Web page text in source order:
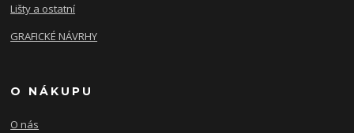
Lišty a ostatní
GRAFICKÉ NÁVRHY
O NÁKUPU
O nás